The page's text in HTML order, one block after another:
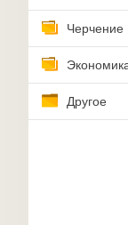
Черчение
Другое